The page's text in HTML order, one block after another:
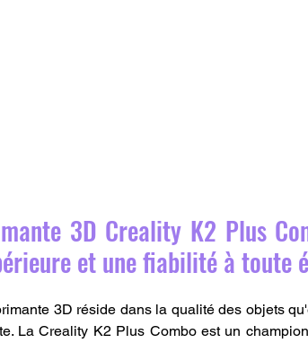
3D Creality K2 Plus
et une fiabilité à toute
3D réside dans la qualité des objets
La Creality K2 Plus Combo est un